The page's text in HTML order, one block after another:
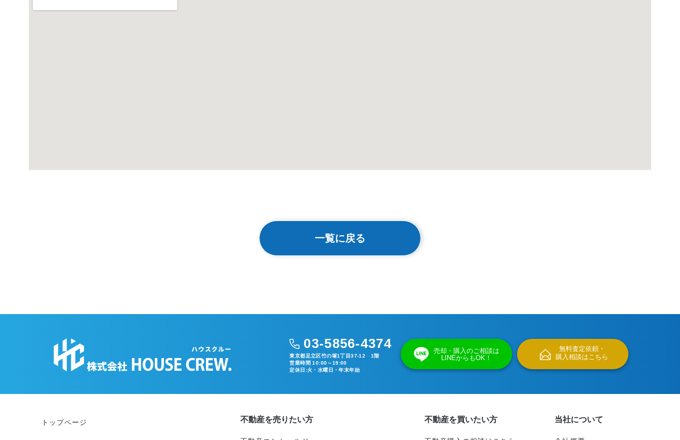
一覧に戻る
03-5856-4374
東京都足立区竹の塚1丁目37-12 1階
営業時間 10:00～19:00
定休日:火・水曜日・年末年始
売却・購入のご相談は
LINEからもOK！
無料査定依頼・
購入相談はこちら
トップページ 不動産を売りたい方 不動産を買いたい方 当社について